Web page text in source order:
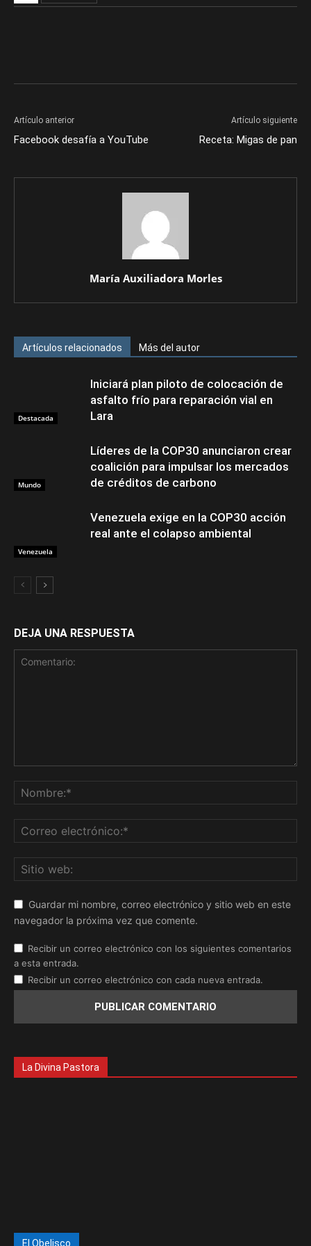
Artículo anterior
Facebook desafía a YouTube
Artículo siguiente
Receta: Migas de pan
María Auxiliadora Morles
Artículos relacionados Más del autor
Destacada
Iniciará plan piloto de colocación de
asfalto frío para reparación vial en
Lara
Mundo
Líderes de la COP30 anunciaron crear
coalición para impulsar los mercados
de créditos de carbono
Venezuela
Venezuela exige en la COP30 acción
real ante el colapso ambiental
DEJA UNA RESPUESTA
Guardar mi nombre, correo electrónico y sitio web en este
navegador la próxima vez que comente.
Recibir un correo electrónico con los siguientes comentarios
a esta entrada.
Recibir un correo electrónico con cada nueva entrada.
La Divina Pastora
El Obelisco